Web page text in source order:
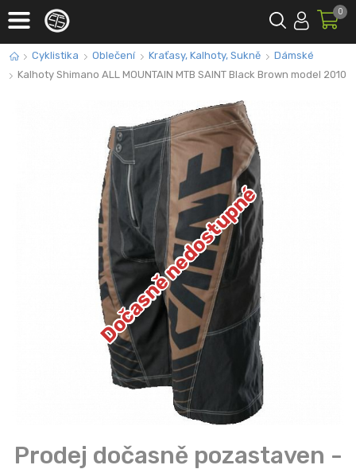
0
Cyklistika Oblečení Kraťasy, Kalhoty, Sukně
Dámské
Kalhoty Shimano ALL MOUNTAIN MTB SAINT Black Brown model 2010
Dočasně nedostupné